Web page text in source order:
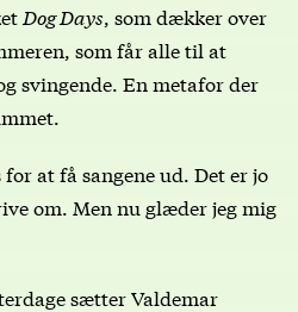
Dog Days , som dækker over
som får alle til at
svingende. En metafor der
at få sangene ud. Det er jo
om. Men nu glæder jeg mig
sætter Valdemar